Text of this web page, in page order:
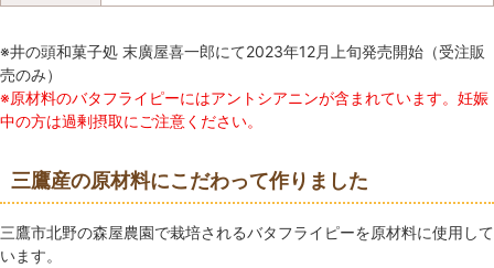
※井の頭和菓子処 末廣屋喜一郎にて2023年12月上旬発売開始（受注販
売のみ）
※原材料のバタフライピーにはアントシアニンが含まれています。妊娠
中の方は過剰摂取にご注意ください。
三鷹産の原材料にこだわって作りました
三鷹市北野の森屋農園で栽培されるバタフライピーを原材料に使用して
います。